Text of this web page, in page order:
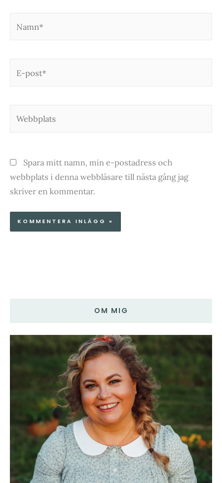
post*
Spara mitt namn, min e-postadress och
webbplats i denna webbläsare till nästa gång jag
skriver en kommentar.
OM MIG